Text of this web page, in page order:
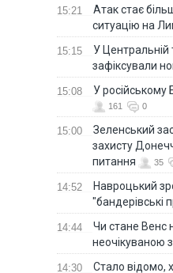
15:21
Атак стає
ситуацію на
15:15
У Центральній
зафіксували
15:08 У російському
161 0
15:00
Зеленський
захисту
питання
35
14:52
Навроцький
"бандерівські
14:44
Чи стане Венс
неочікуваною
14:30 Стало відомо,